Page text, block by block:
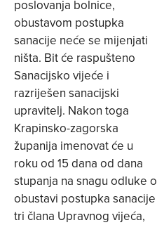
poslovanja bolnice,
obustavom postupka
sanacije neće se mijenjati
ništa. Bit će raspušteno
Sanacijsko vijeće i
razriješen sanacijski
upravitelj. Nakon toga
Krapinsko-zagorska
županija imenovat će u
roku od 15 dana od dana
stupanja na snagu odluke o
obustavi postupka sanacije
tri člana Upravnog vijeća,